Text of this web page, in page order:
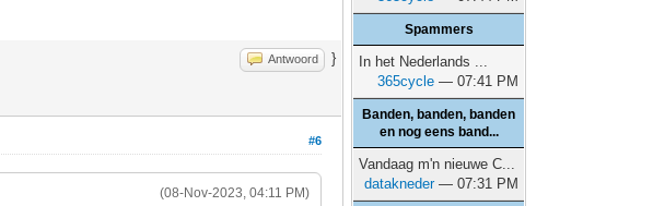
Antwoord }
#6
(08-Nov-2023, 04:11 PM)
Spammers
In het Nederlands ...
365cycle — 07:41 PM
Banden, banden, banden
en nog eens band...
Vandaag m'n nieuwe C...
datakneder— 07:31 PM